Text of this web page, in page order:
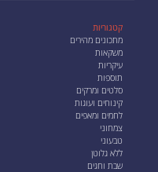
קטגוריות
מתכונים מהירים
משקאות
עיקריות
תוספות
סלטים ומרקים
קינוחים ועוגות
לחמים ומאפים
צמחוני
טבעוני
ללא גלוטן
שבת וחגים